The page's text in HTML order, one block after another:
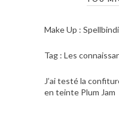
Make Up :
Tag : Les
J’ai testé la
en teinte Plum Jam